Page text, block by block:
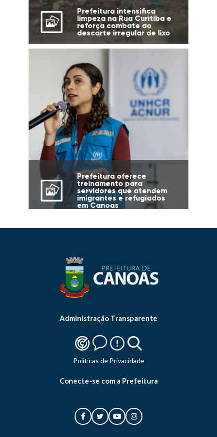
Prefeitura intensifica
limpeza na Rua Curitiba e
reforça combate ao
descarte irregular de lixo
Prefeitura oferece
treinamento para
servidores que atendem
imigrantes e refugiados
em Canoas
Administração Transparente
Politicas de Privacidade
Conecte-se com a Prefeitura